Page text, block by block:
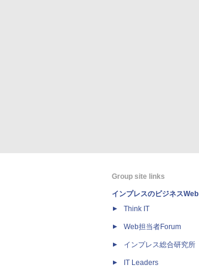
Group site links
インプレスのビジネスWeb
Think IT
Web担当者Forum
インプレス総合研究所
IT Leaders